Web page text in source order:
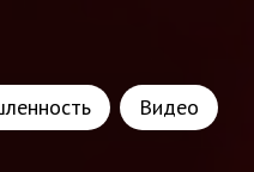
Видео